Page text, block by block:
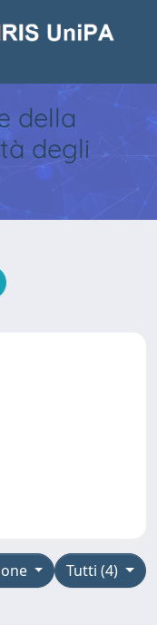
della
degli
Tutti (4)